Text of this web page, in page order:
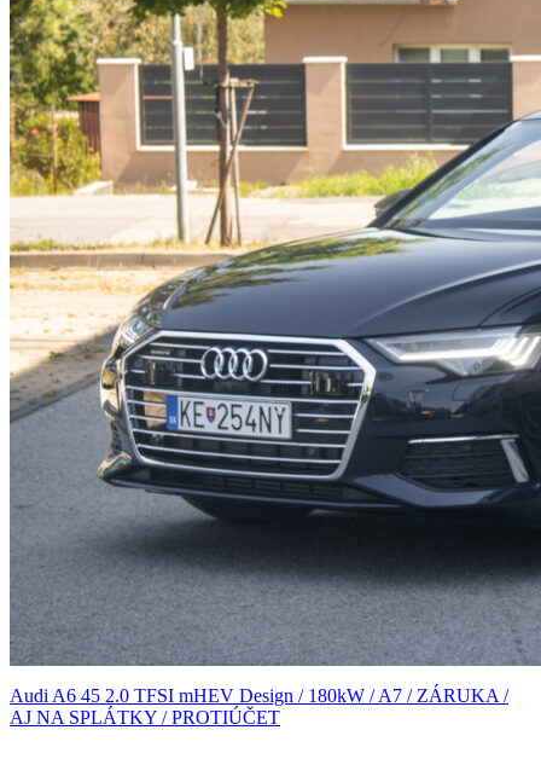
Audi A6 45 2.0 TFSI mHEV Design / 180kW / A7 / ZÁRUKA /
AJ NA SPLÁTKY / PROTIÚČET